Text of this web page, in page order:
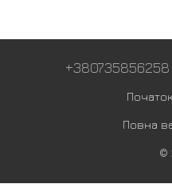
+380735856258
Повна
©